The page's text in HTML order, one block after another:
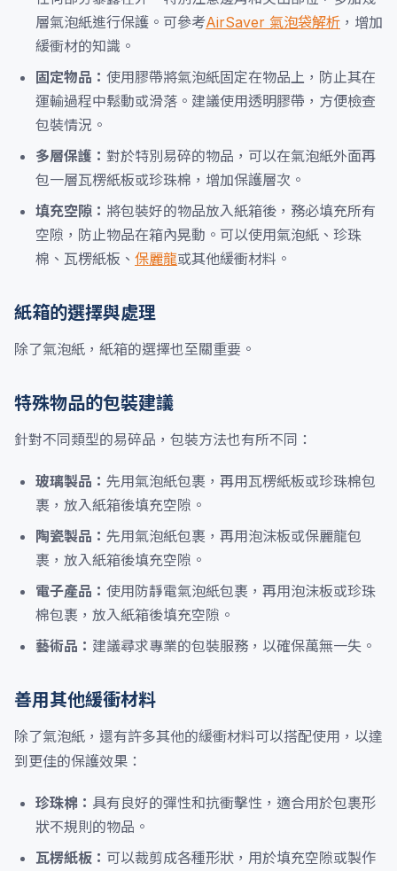
層氣泡紙進行保護。可參考AirSaver 氣泡袋解析 ，增加
緩衝材的知識。
固定物品： 使用膠帶將氣泡紙固定在物品上，防止其在
運輸過程中鬆動或滑落。建議使用透明膠帶，方便檢查
包裝情況。
多層保護： 對於特別易碎的物品，可以在氣泡紙外面再
包一層瓦楞紙板或珍珠棉，增加保護層次。
填充空隙： 將包裝好的物品放入紙箱後，務必填充所有
空隙，防止物品在箱內晃動。可以使用氣泡紙、珍珠
棉、瓦楞紙板、 保麗龍或其他緩衝材料。
紙箱的選擇與處理
除了氣泡紙，紙箱的選擇也至關重要。
特殊物品的包裝建議
針對不同類型的易碎品，包裝方法也有所不同：
玻璃製品： 先用氣泡紙包裹，再用瓦楞紙板或珍珠棉包
裹，放入紙箱後填充空隙。
陶瓷製品： 先用氣泡紙包裹，再用泡沫板或保麗龍包
裹，放入紙箱後填充空隙。
電子產品： 使用防靜電氣泡紙包裹，再用泡沫板或珍珠
棉包裹，放入紙箱後填充空隙。
藝術品： 建議尋求專業的包裝服務，以確保萬無一失。
善用其他緩衝材料
除了氣泡紙，還有許多其他的緩衝材料可以搭配使用，以達
到更佳的保護效果：
珍珠棉： 具有良好的彈性和抗衝擊性，適合用於包裹形
狀不規則的物品。
瓦楞紙板： 可以裁剪成各種形狀，用於填充空隙或製作